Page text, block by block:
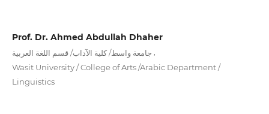
Prof. Dr. Ahmed Abdullah Dhaher
جامعة واسط/ كلية الآداب/ قسم اللغة العربية
Wasit University / College of Arts /Arabic Department /
Linguistics